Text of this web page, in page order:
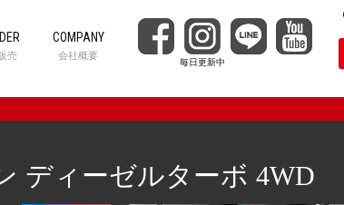
売
COMPANY
会社概要
ディーゼルターボ 4WD